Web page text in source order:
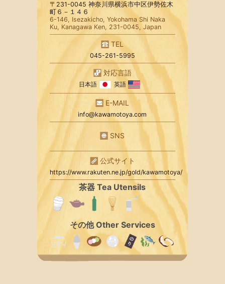
〒231-0045 神奈川県横浜市中区伊勢佐木
町６－１４６
6-146, Isezakicho, Yokohama Shi Naka
Ku, Kanagawa Ken, 231-0045, Japan
TEL
045-261-5995
対応言語
日本語 英語
E-MAIL
info@kawamotoya.com
SNS
公式サイト
https://www.rakuten.ne.jp/gold/kawamotoya/
茶器 Tea Utensils
その他 Other Services